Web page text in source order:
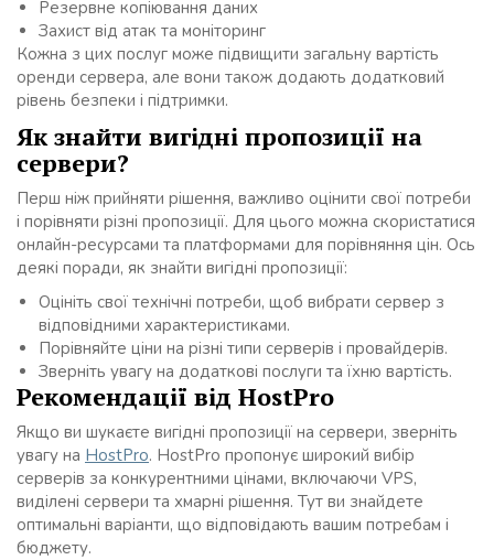
Резервне копіювання даних
Захист від атак та моніторинг
Кожна з цих послуг може підвищити загальну вартість
оренди сервера, але вони також додають додатковий
рівень безпеки і підтримки.
Як знайти вигідні пропозиції на
сервери?
Перш ніж прийняти рішення, важливо оцінити свої потреби
і порівняти різні пропозиції. Для цього можна скористатися
онлайн-ресурсами та платформами для порівняння цін. Ось
деякі поради, як знайти вигідні пропозиції:
Оцініть свої технічні потреби, щоб вибрати сервер з
відповідними характеристиками.
Порівняйте ціни на різні типи серверів і провайдерів.
Зверніть увагу на додаткові послуги та їхню вартість.
Рекомендації від HostPro
Якщо ви шукаєте вигідні пропозиції на сервери, зверніть
увагу на HostPro. HostPro пропонує широкий вибір
серверів за конкурентними цінами, включаючи VPS,
виділені сервери та хмарні рішення. Тут ви знайдете
оптимальні варіанти, що відповідають вашим потребам і
бюджету.